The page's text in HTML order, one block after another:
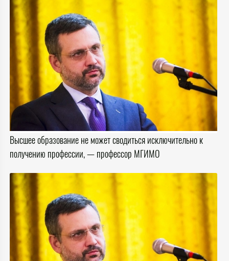
Высшее образование не может сводиться исключительно к
получению профессии, — профессор МГИМО